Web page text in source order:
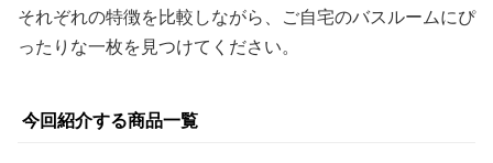
それぞれの特徴を比較しながら、ご自宅のバスルームにぴ
ったりな一枚を見つけてください。
今回紹介する商品一覧